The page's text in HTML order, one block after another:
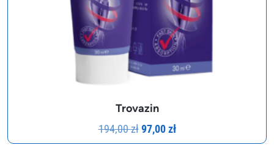
Trovazin
194,00zł Pierwotna
cena
97,00złAktualna
cena